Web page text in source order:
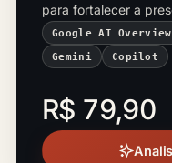
para fortalecer a
Google AI
Gemini Copilot
R$ 79,90